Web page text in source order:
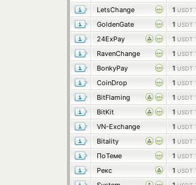
LetsChange
1 USDT
GoldenGate
1 USDT
24ExPay
1 USDT
RavenChange
1 USDT
BonkyPay
1 USDT
CoinDrop
1 USDT
BitFlaming
1 USDT
BitKit
1 USDT
VN-Exchange
1 USDT
Bitality
1 USDT
ПоТеме
1 USDT
Рекс
1 USDT